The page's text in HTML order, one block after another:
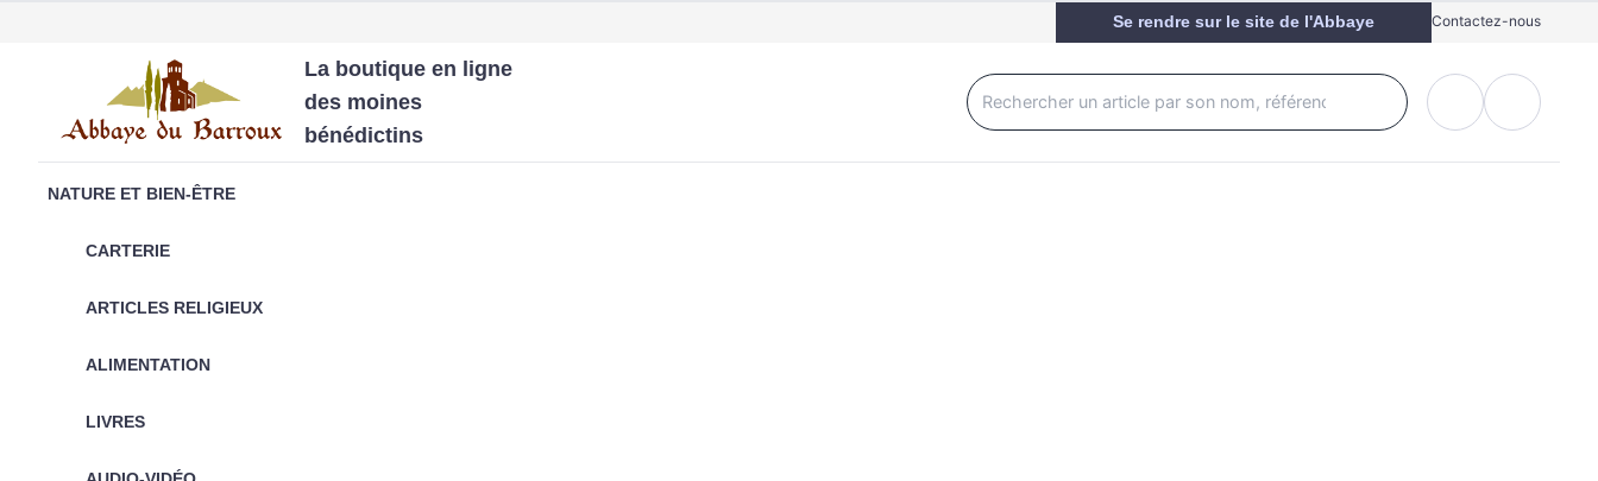
Se rendre sur le site de l'Abbaye Contactez-nous
NATURE ET BIEN-ÊTRE
CARTERIE
ARTICLES RELIGIEUX
ALIMENTATION
LIVRES
La boutique en ligne
des moines
bénédictins